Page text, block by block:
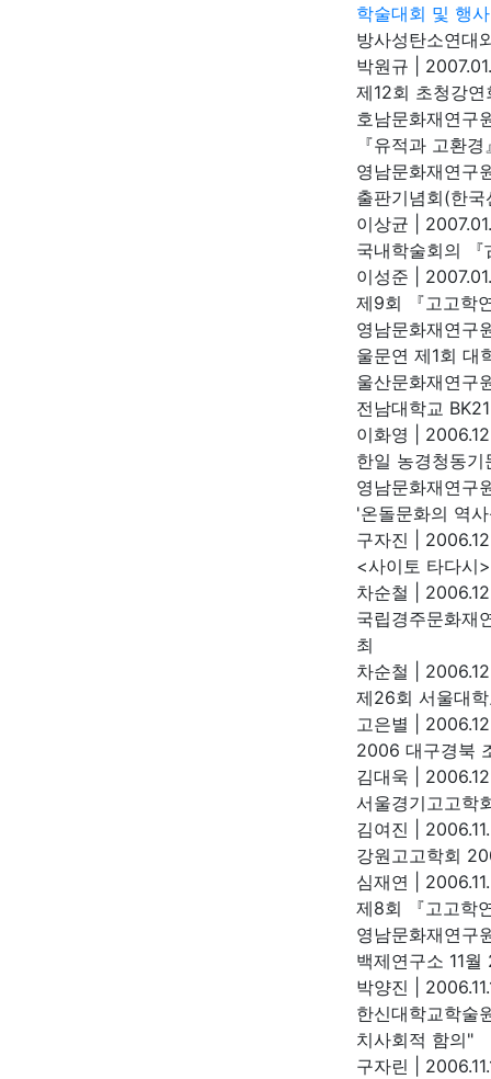
학술대회 및 행사
방사성탄소연대
박원규
제12회 초청강
호남문화재연구
『유적과 고환
영남문화재연구
출판기념회(한
이상균
국내학술회의
이성준
제9회 『고고학
영남문화재연구
울문연 제1회 대
울산문화재연구
전남대학교
이화영
한일 농경청동
영남문화재연구
'온돌문화의 역
구자진
<사이토 타다시
차순철
국립경주문화재
최
차순철
제26회 서울대
고은별
2006 대구경북
김대욱
서울경기고고학
김여진
강원고고학회
심재연
제8회 『고고학
영남문화재연구
백제연구소 11
박양진
한신대학교학술
치사회적 함의"
구자린